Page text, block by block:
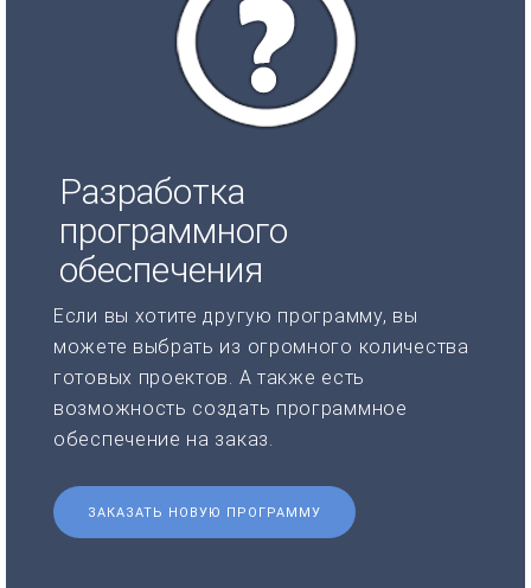
Разработка
программного
обеспечения
Если вы хотите другую программу, вы
можете выбрать из огромного количества
готовых проектов. А также есть
возможность создать программное
обеспечение на заказ.
ЗАКАЗАТЬ НОВУЮ ПРОГРАММУ